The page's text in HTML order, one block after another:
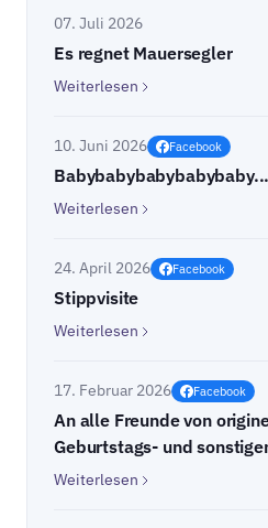
07. Juli 2026
Es regnet Mauersegler
Weiterlesen
10. Juni 2026 Facebook
Weiterlesen
24. April 2026 Facebook
Stippvisite
Weiterlesen
17. Februar 2026 Facebook
An alle Freunde von
Geburtstags- und
Weiterlesen